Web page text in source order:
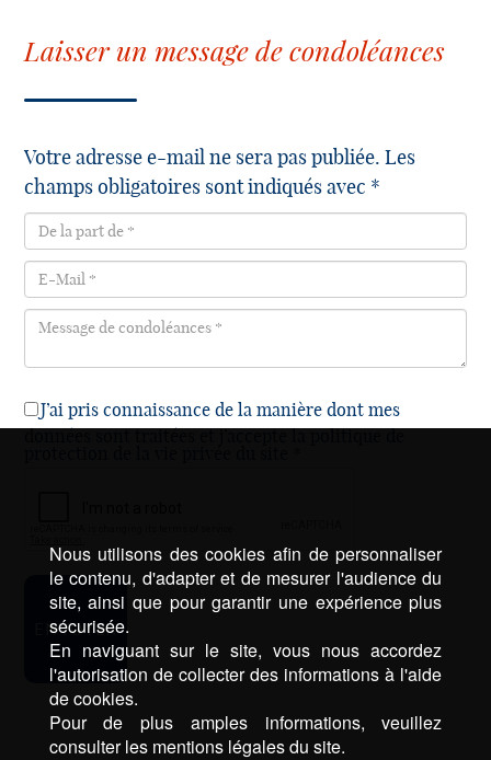
Laisser un message de condoléances
Votre adresse e-mail ne sera pas publiée. Les
champs obligatoires sont indiqués avec *
J’ai pris connaissance de la manière dont mes
Nous utilisons des cookies afin de personnaliser
le contenu, d'adapter et de mesurer l'audience du
site, ainsi que pour garantir une expérience plus
sécurisée.
En naviguant sur le site, vous nous accordez
l'autorisation de collecter des informations à l'aide
de cookies.
Pour de plus amples informations, veuillez
consulter les mentions légales du site.